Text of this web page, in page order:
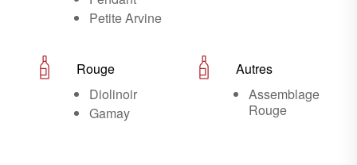
Petite Arvine
Rouge
Diolinoir
Gamay
Autres
Assemblage
Rouge